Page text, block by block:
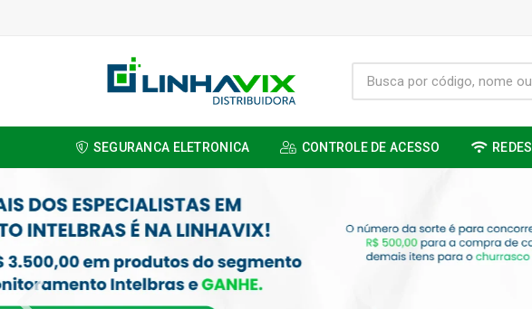
SEGURANCA ELETRONICA CONTROLE DE ACESSO REDES